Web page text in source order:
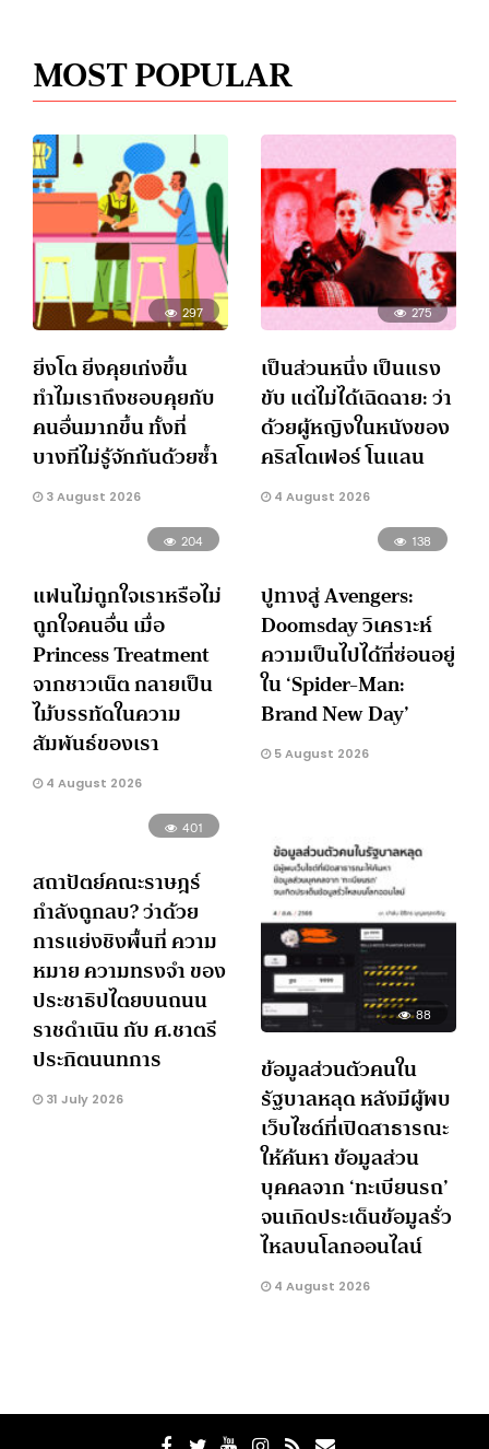
MOST POPULAR
297
ยิ่งโต ยิ่งคุยเก่งขึ้น
ทำไมเราถึงชอบคุยกับ
คนอื่นมากขึ้น ทั้งที่
บางทีไม่รู้จักกันด้วยซ้ำ
3 August 2026
275
เป็นส่วนหนึ่ง เป็นแรง
ขับ แต่ไม่ได้เฉิดฉาย: ว่า
ด้วยผู้หญิงในหนังของ
คริสโตเฟอร์ โนแลน
4 August 2026
204
แฟนไม่ถูกใจเราหรือไม่
ถูกใจคนอื่น เมื่อ
Princess Treatment
จากชาวเน็ต กลายเป็น
ไม้บรรทัดในความ
สัมพันธ์ของเรา
4 August 2026
138
ปูทางสู่ Avengers:
Doomsday วิเคราะห์
ความเป็นไปได้ที่ซ่อนอยู่
ใน ‘Spider-Man:
Brand New Day’
5 August 2026
401
สถาปัตย์คณะราษฎร์
กำลังถูกลบ? ว่าด้วย
การแย่งชิงพื้นที่ ความ
หมาย ความทรงจำ ของ
ประชาธิปไตยบนถนน
ราชดำเนิน กับ ศ.ชาตรี
ประกิตนนทการ
31 July 2026
88
ข้อมูลส่วนตัวคนใน
รัฐบาลหลุด หลังมีผู้พบ
เว็บไซต์ที่เปิดสาธารณะ
ให้ค้นหา ข้อมูลส่วน
บุคคลจาก ‘ทะเบียนรถ’
จนเกิดประเด็นข้อมูลรั่ว
ไหลบนโลกออนไลน์
4 August 2026